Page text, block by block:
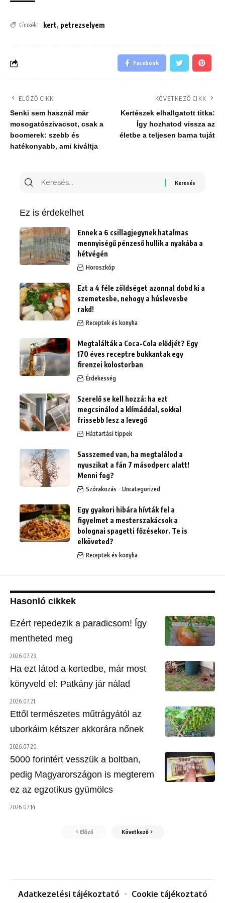
Címkék: kert, petrezselyem
Facebook
ELŐZŐ CIKK
Senki sem használ már
mosogatószivacsot, csak a
boomerek: szebb és
hatékonyabb, ami kiváltja
KÖVETKEZŐ CIKK
Kertészek elhallgatott titka:
Így hozhatod vissza az
életbe a teljesen barna tuját
Keresés
Ez is érdekelhet
Ennek a 6 csillagjegynek hatalmas
mennyiségű pénzeső hullik a nyakába a
hétvégén
Horoszkóp
Ezt a 4 féle zöldséget azonnal dobd ki a
szemetesbe, nehogy a húslevesbe
rakd!
Receptek és konyha
Megtalálták a Coca-Cola elődjét? Egy
170 éves receptre bukkantak egy
firenzei kolostorban
Érdekesség
Szerelő se kell hozzá: ha ezt
megcsinálod a klímáddal, sokkal
frissebb lesz a levegő
Háztartási tippek
Sasszemed van, ha megtalálod a
nyuszikat a fán 7 másodperc alatt!
Menni fog?
Szórakozás Uncategorized
Egy gyakori hibára hívták fel a
figyelmet a mesterszakácsok a
bolognai spagetti főzésekor. Te is
elköveted?
Receptek és konyha
Hasonló cikkek
Ezért repedezik a paradicsom! Így
mentheted meg
2026.07.23.
Ha ezt látod a kertedbe, már most
könyveld el: Patkány jár nálad
2026.07.21.
Ettől természetes műtrágyától az
uborkáim kétszer akkorára nőnek
2026.07.20.
5000 forintért vesszük a boltban,
pedig Magyarországon is megterem
ez az egzotikus gyümölcs
2026.07.14.
Előző Következő
Adatkezelési tájékoztató
Cookie tájékoztató